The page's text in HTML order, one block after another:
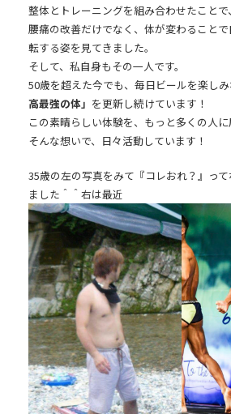
整体とトレーニングを組み合わせたこと
腰痛の改善だけでなく、体が変わること
転する姿を見てきました。
そして、私自身もその一人です。
50歳を超えた今でも、毎日ビールを楽し
高最強の体」 を更新し続けています！
この素晴らしい体験を、もっと多くの人に
そんな想いで、日々活動しています！
35歳の左の写真をみて『コレおれ？』っ
ました＾＾右は最近